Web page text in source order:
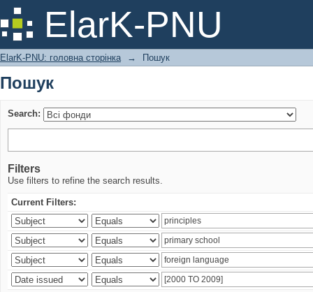
ElarK-PNU
Пошук
ElarK-PNU: головна сторінка → Пошук
Пошук
Search:
Filters
Use filters to refine the search results.
Current Filters: